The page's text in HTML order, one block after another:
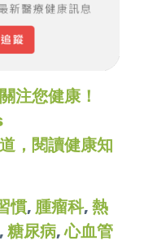
注您健康！
，閱讀健康知
慣, 腫瘤科, 熱
, 糖尿病,心血管